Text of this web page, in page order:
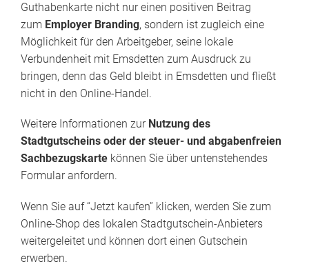
Guthabenkarte nicht nur einen positiven Beitrag
zum Employer Branding, sondern ist zugleich eine
Möglichkeit für den Arbeitgeber, seine lokale
Verbundenheit mit Emsdetten zum Ausdruck zu
bringen, denn das Geld bleibt in Emsdetten und fließt
nicht in den Online-Handel.
Weitere Informationen zur Nutzung des
Stadtgutscheins oder der steuer- und abgabenfreien
Sachbezugskarte können Sie über untenstehendes
Formular anfordern.
Wenn Sie auf “Jetzt kaufen” klicken, werden Sie zum
Online-Shop des lokalen Stadtgutschein-Anbieters
weitergeleitet und können dort einen Gutschein
erwerben.